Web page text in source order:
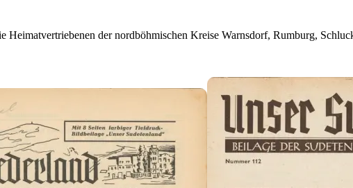
Heimatvertriebenen der nordböhmischen Kreise Warnsdorf, Rumburg,